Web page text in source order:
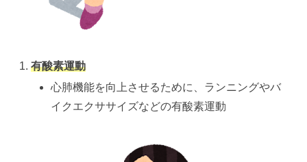
有酸素運動
心肺機能を向上させるために、ランニングやバ
イクエクササイズなどの有酸素運動